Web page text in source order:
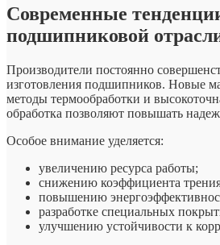
Современные
подшипниковой
Производители постоянно
изготовления подшипников. Новые
методы термообработки и
обработка позволяют повышать
Особое внимание уделяется:
увеличению ресурса работы;
снижению коэффициента
повышению
разработке специальных
улучшению устойчивости к